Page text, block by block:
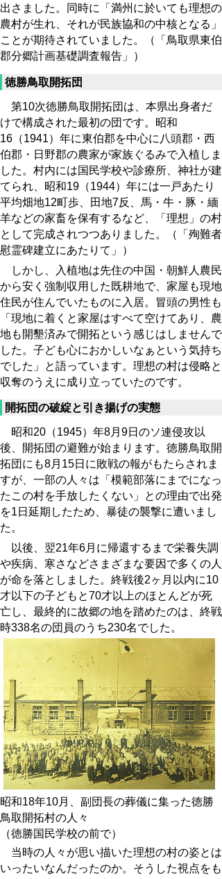
出さました。同時に「満州に於いても理想の
農村が生れ、それが民族協和の中核となる」
ことが期待されていました。（「鳥取県東伯
郡分郷計画基礎調査報告」）
徳勝鳥取開拓団
第10次徳勝鳥取開拓団は、本県出身者だ
けで構成された最初の団です。昭和
16（1941）年に東伯郡を中心に八頭郡・西
伯郡・日野郡の農家が家族ぐるみで入植しま
した。村内には国民学校や診療所、神社が建
てられ、昭和19（1944）年には一戸あたり
平均畑地12町歩、田地7反、馬・牛・豚・緬
羊などの家畜を保有するなど、「理想」の村
として完成されつつありました。（「殉難者
慰霊碑建立にあたりて」）
しかし、入植地は先住の中国・朝鮮人農民
から安く強制収用した既耕地で、家屋も現地
住民が住んでいたものに入居。冒頭の男性も
「現地に着くと家屋はすべて空けてあり、農
地も開墾済みで開拓という感じはしませんで
した。子ども心におかしいなぁという気持ち
でした」と語っています。理想の村は侵略と
収奪のうえに成り立っていたのです。
開拓団の破綻と引き揚げの実態
昭和20（1945）年8月9日のソ連侵攻以
後、開拓団の避難が始まります。徳勝鳥取開
拓団にも8月15日に敗戦の報がもたらされま
すが、一部の人々は「模範部落にまでになっ
たこの村を手放したくない」との理由で出発
を1日延期したため、暴徒の襲撃に遭いまし
た。
以後、翌21年6月に帰還するまで栄養失調
や疾病、寒さなどさまざまな要因で多くの人
が命を落としました。終戦後2ヶ月以内に10
才以下の子どもと70才以上のほとんどが死
亡し、最終的に故郷の地を踏めたのは、終戦
時338名の団員のうち230名でした。
昭和18年10月、副団長の葬儀に集った徳勝
鳥取開拓村の人々
（徳勝国民学校の前で）
当時の人々が思い描いた理想の村の姿とは
いったいなんだったのか。そうした視点をも